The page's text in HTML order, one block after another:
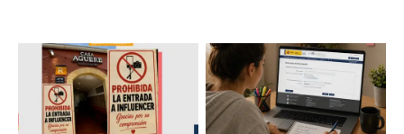
Redes Sociales Formación